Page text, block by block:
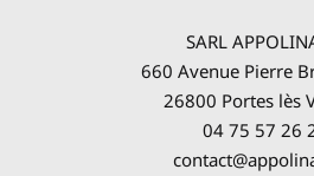
SARL
660 Avenue Pierre
26800 Portes lès
04 75 57 26